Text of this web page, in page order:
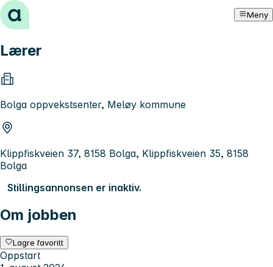
Hopp til innhold Meny
Lærer
Bolga oppvekstsenter, Meløy kommune
Klippfiskveien 37, 8158 Bolga, Klippfiskveien 35, 8158
Bolga
Stillingsannonsen er inaktiv.
Om jobben
Lagre favoritt
Oppstart